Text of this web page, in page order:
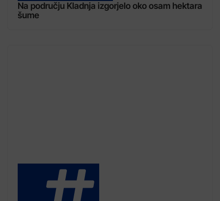
Na području Kladnja izgorjelo oko osam hektara
šume